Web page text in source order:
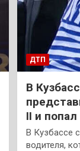
ДТП
В
II и
В Кузбассе
водителя,